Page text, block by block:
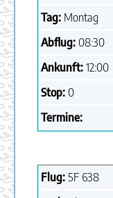
Tag: Montag
Abflug: 08:30
Ankunft: 12:00
Stop: 0
Termine:
Flug: 5F 638